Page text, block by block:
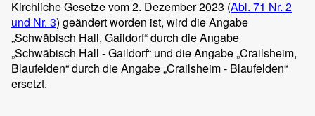
Kirchliche Gesetze vom 2. Dezember 2023 (Abl. 71 Nr. 2
und Nr. 3) geändert worden ist, wird die Angabe
„Schwäbisch Hall, Gaildorf“ durch die Angabe
„Schwäbisch Hall - Gaildorf“ und die Angabe „Crailsheim,
Blaufelden“ durch die Angabe „Crailsheim - Blaufelden“
ersetzt.